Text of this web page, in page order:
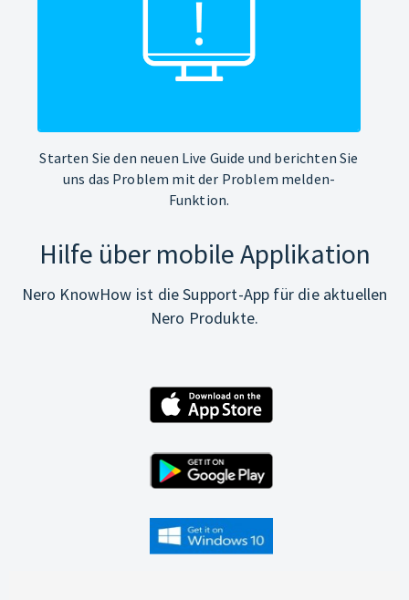
Starten Sie den neuen Live Guide und berichten Sie
uns das Problem mit der Problem melden-
Funktion.
Hilfe über mobile Applikation
Nero KnowHow ist die Support-App für die aktuellen
Nero Produkte.